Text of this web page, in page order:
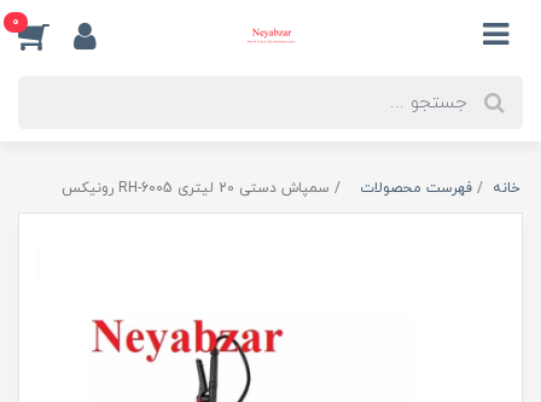
0
خانه فهرست محصولات سمپاش دستی 20 لیتری RH-6005 رونیکس